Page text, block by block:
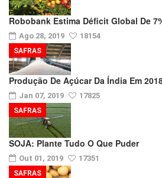
Robobank Estima Déficit Global De
Ago 28, 2019 18154
Produção De Açúcar Da Índia Em
Jan 07, 2019 17825
SAFRAS
SOJA: Plante Tudo O Que Puder
Out 01, 2019 17351
SAFRAS
SAFRAS